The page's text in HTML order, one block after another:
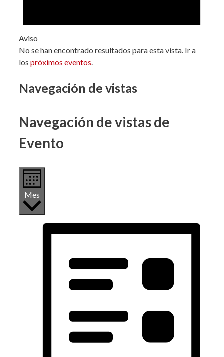
Aviso
No se han encontrado resultados para esta vista. Ir a
los próximos eventos.
Navegación de vistas
Navegación de vistas de
Evento
Mes